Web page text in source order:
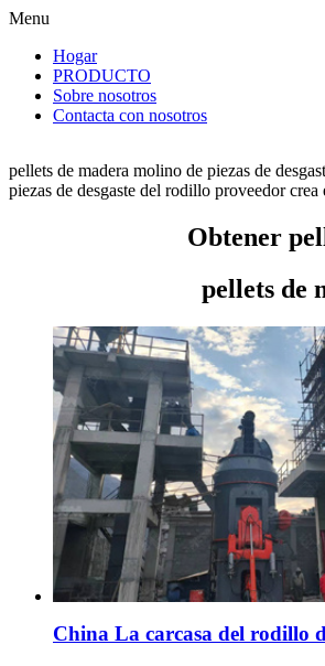
Menu
Hogar
PRODUCTO
Sobre nosotros
Contacta con nosotros
pellets de madera molino de piezas de
piezas de desgaste del rodillo proveedor
Obtener
pellets de
China La carcasa del rodillo